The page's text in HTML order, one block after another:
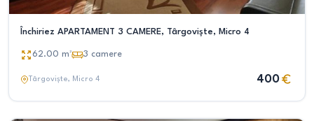
Închiriez APARTAMENT 3 CAMERE, Târgoviște, Micro 4
62.00 m² 3 camere
Târgoviște, Micro 4 400